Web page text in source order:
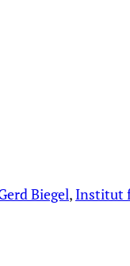
Biegel, Institut